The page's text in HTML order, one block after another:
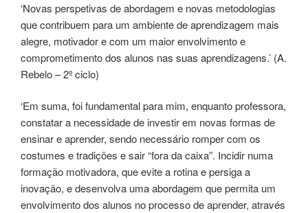
‘Novas perspetivas de abordagem e novas metodologias
que contribuem para um ambiente de aprendizagem mais
alegre, motivador e com um maior envolvimento e
comprometimento dos alunos nas suas aprendizagens.’ (A.
Rebelo – 2º ciclo)
‘Em suma, foi fundamental para mim, enquanto professora,
constatar a necessidade de investir em novas formas de
ensinar e aprender, sendo necessário romper com os
costumes e tradições e sair “fora da caixa”. Incidir numa
formação motivadora, que evite a rotina e persiga a
inovação, e desenvolva uma abordagem que permita um
envolvimento dos alunos no processo de aprender, através